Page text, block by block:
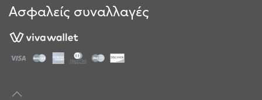
Ασφαλείς συναλλαγές